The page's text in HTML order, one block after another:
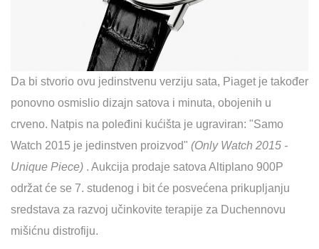
Da bi stvorio ovu jedinstvenu verziju sata, Piaget je također
ponovno osmislio dizajn satova i minuta, obojenih u
crveno. Natpis na poleđini kućišta je ugraviran: "Samo
Watch 2015 je jedinstven proizvod" (Only Watch 2015 -
Unique Piece) . Aukcija prodaje satova Altiplano 900P
održat će se 7. studenog i bit će posvećena prikupljanju
sredstava za razvoj učinkovite terapije za Duchennovu
mišićnu distrofiju.